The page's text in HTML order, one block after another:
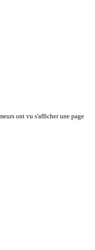
ont vu s'afficher une page